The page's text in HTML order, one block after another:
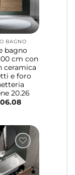
BAGNO
bagno
cm con
ceramica
e foro
20.26